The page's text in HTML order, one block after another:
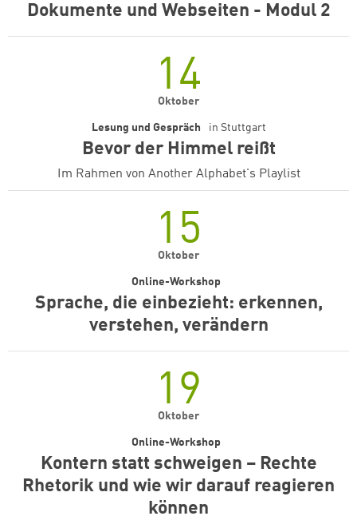
Dokumente und Webseiten - Modul 2
14
Oktober
Bevor der Himmel reißt
Lesung und Gespräch in Stuttgart
Im Rahmen von Another Alphabet's Playlist
15
Oktober
Sprache, die einbezieht: erkennen,
verstehen, verändern
Online-Workshop
19
Oktober
Kontern statt schweigen – Rechte
Rhetorik und wie wir darauf reagieren
können
Online-Workshop